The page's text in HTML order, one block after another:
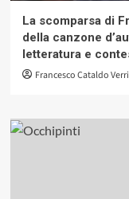
La scomparsa di
della canzone
letteratura e
Francesco Cataldo